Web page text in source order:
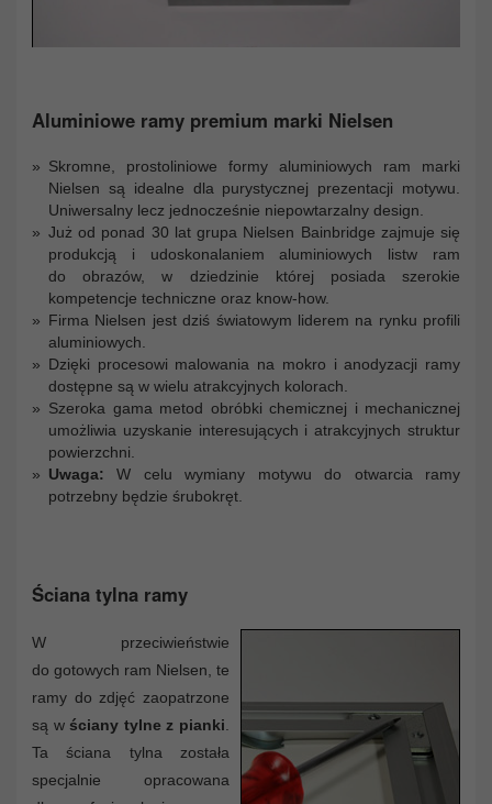
Aluminiowe ramy premium marki Nielsen
Skromne, prostoliniowe formy aluminiowych ram marki
Nielsen są idealne dla purystycznej prezentacji motywu.
Uniwersalny lecz jednocześnie niepowtarzalny design.
Już od ponad 30 lat grupa Nielsen Bainbridge zajmuje się
produkcją i udoskonalaniem aluminiowych listw ram
do obrazów, w dziedzinie której posiada szerokie
kompetencje techniczne oraz know-how.
Firma Nielsen jest dziś światowym liderem na rynku profili
aluminiowych.
Dzięki procesowi malowania na mokro i anodyzacji ramy
dostępne są w wielu atrakcyjnych kolorach.
Szeroka gama metod obróbki chemicznej i mechanicznej
umożliwia uzyskanie interesujących i atrakcyjnych struktur
powierzchni.
Uwaga: W celu wymiany motywu do otwarcia ramy
potrzebny będzie śrubokręt.
Ściana tylna ramy
W przeciwieństwie
do gotowych ram Nielsen, te
ramy do zdjęć zaopatrzone
są w ściany tylne z pianki
Ta ściana tylna została
specjalnie opracowana